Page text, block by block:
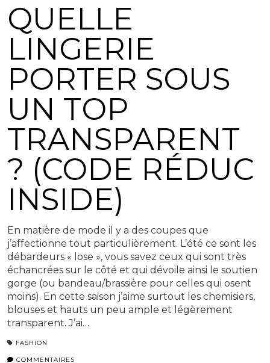
QUELLE
LINGERIE
PORTER SOUS
UN TOP
TRANSPARENT
? (CODE RÉDUC
INSIDE)
En matière de mode il y a des coupes que
j’affectionne tout particulièrement. L’été ce sont les
débardeurs « lose », vous savez ceux qui sont très
échancrées sur le côté et qui dévoile ainsi le soutien
gorge (ou bandeau/brassière pour celles qui osent
moins). En cette saison j’aime surtout les chemisiers,
blouses et hauts un peu ample et légèrement
transparent. J’ai…
FASHION
COMMENTAIRES